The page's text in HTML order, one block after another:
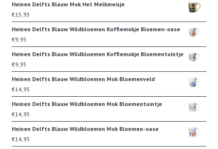
Heinen Delfts Blauw Mok Het Melkmeisje
€15,95
Heinen Delfts Blauw Wildbloemen Koffiemokje Bloemen-oase
€9,95
Heinen Delfts Blauw Wildbloemen Koffiemokje Bloementuintje
€9,95
Heinen Delfts Blauw Wildbloemen Mok Bloemenveld
€14,95
Heinen Delfts Blauw Wildbloemen Mok Bloementuintje
€14,95
Heinen Delfts Blauw Wildbloemen Mok Bloemen-oase
€14,95